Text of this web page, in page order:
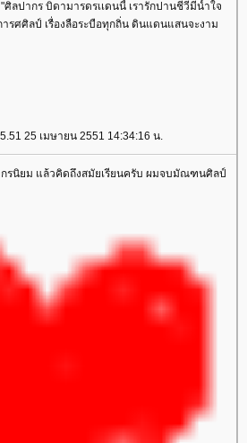
ศิลปากร บิดามารดรเเดนนี้ เรารักปานชีวีมีน้ำใจ
รศศิลป์ เรื่องลือระบือทุกถิ่น ดินแดนแสนจะงาม
25 เมษายน 2551 14:34:16 น.
กรนิยม แล้วคิดถึงสมัยเรียนครับ ผมจบมัณฑนศิลป์